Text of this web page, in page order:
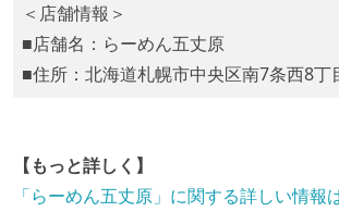
＜店舗情報＞
■店舗名：らーめん五丈原
■住所：北海道札幌市中央区南7条西8丁
【もっと詳しく】
「らーめん五丈原」に関する詳しい情報